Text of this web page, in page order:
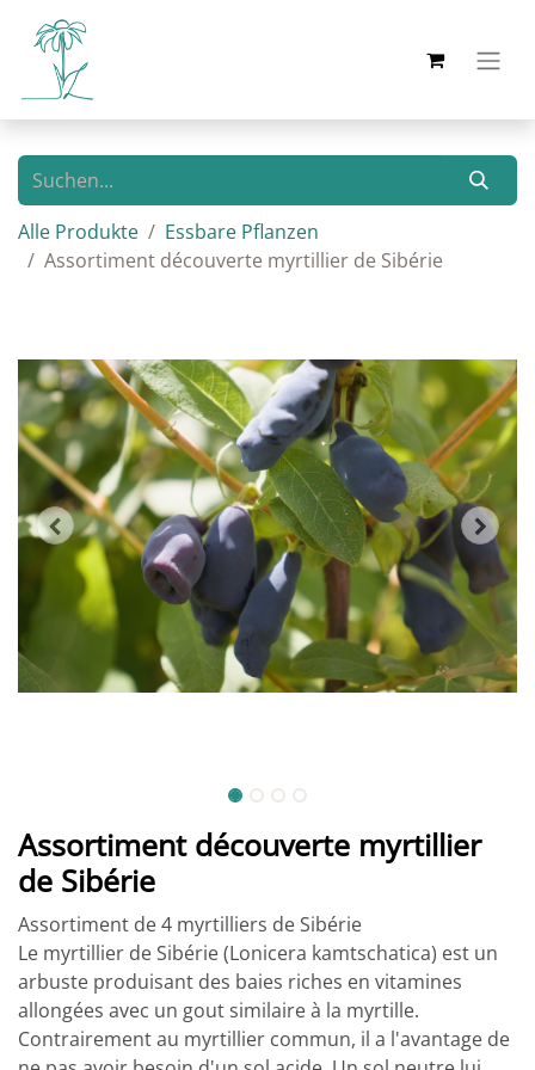
Alle Produkte
Essbare Pflanzen
Assortiment découverte myrtillier de Sibérie
Assortiment découverte myrtillier
de Sibérie
Assortiment de 4 myrtilliers de Sibérie
Le myrtillier de Sibérie (Lonicera kamtschatica) est un
arbuste produisant des baies riches en vitamines
allongées avec un gout similaire à la myrtille.
Contrairement au myrtillier commun, il a l'avantage de